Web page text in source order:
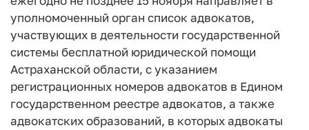
уполномоченный орган список адвокатов,
участвующих в деятельности государственной
системы бесплатной юридической помощи
Астраханской области, с указанием
регистрационных номеров адвокатов в Едином
государственном реестре адвокатов, а также
адвокатских образований, в которых адвокаты